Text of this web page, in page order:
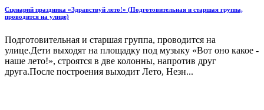
Сценарий праздника «Здравствуй лето!» (Подготовительная и старшая группа,
проводится на улице)
Подготовительная и старшая группа, проводится на
улице.Дети выходят на площадку под музыку «Вот оно какое -
наше лето!», строятся в две колонны, напротив друг
друга.После построения выходит Лето, Незн...